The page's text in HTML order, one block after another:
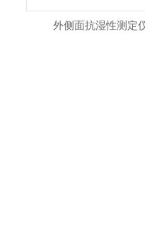
外侧面抗湿性测定